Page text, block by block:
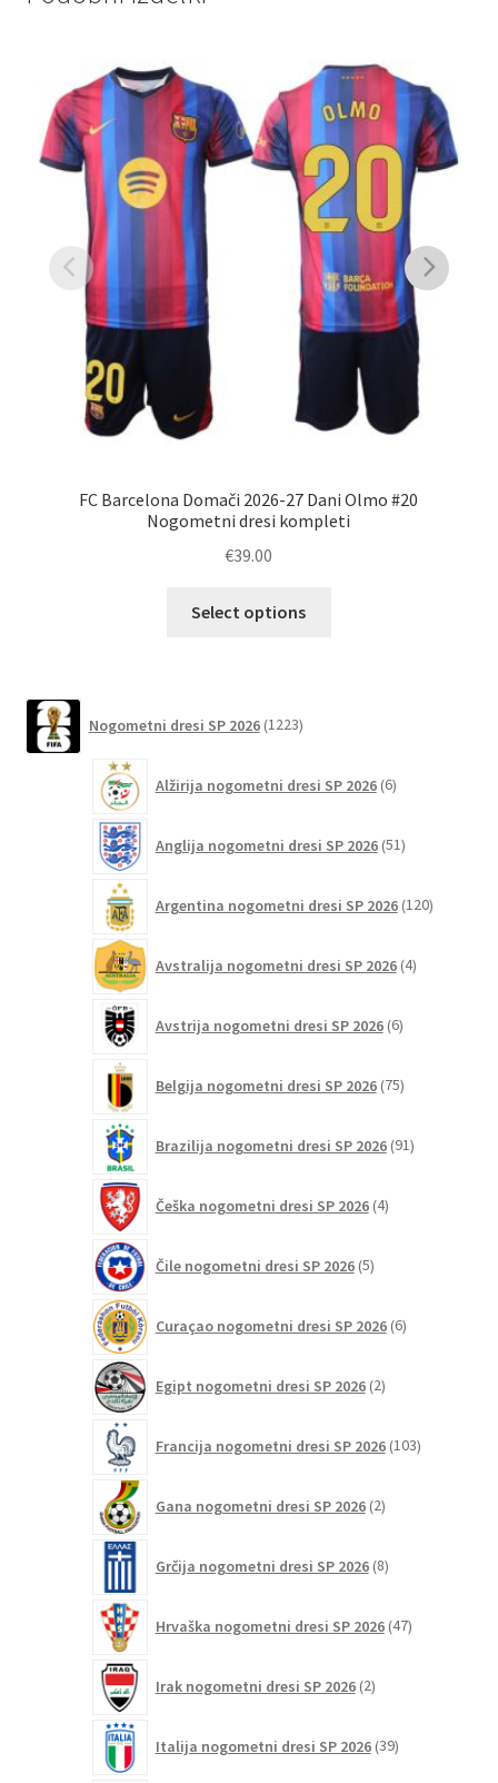
FC Barcelona Domači 2026-27 Dani Olmo #20
Nogometni dresi kompleti
€39.00
Select options
izberete
strani
Nogometni dresi SP 2026 1223izdelkov
Alžirija nogometni dresi SP 2026 6izdelkov
Anglija nogometni dresi SP 2026 51izdelkov
Argentina nogometni dresi SP 2026 120izdelkov
Avstralija nogometni dresi SP 2026 4izdelki
Avstrija nogometni dresi SP 2026 6izdelkov
Belgija nogometni dresi SP 2026 75izdelkov
Brazilija nogometni dresi SP 2026 91izdelkov
Češka nogometni dresi SP 2026 4izdelki
Čile nogometni dresi SP 2026 5izdelkov
Curaçao nogometni dresi SP 2026 6izdelkov
Egipt nogometni dresi SP 2026 2izdelka
Francija nogometni dresi SP 2026 103izdelki
Gana nogometni dresi SP 2026 2izdelka
Grčija nogometni dresi SP 2026 8izdelkov
Hrvaška nogometni dresi SP 2026 47izdelkov
Irak nogometni dresi SP 2026 2izdelka
Italija nogometni dresi SP 2026 39izdelkov